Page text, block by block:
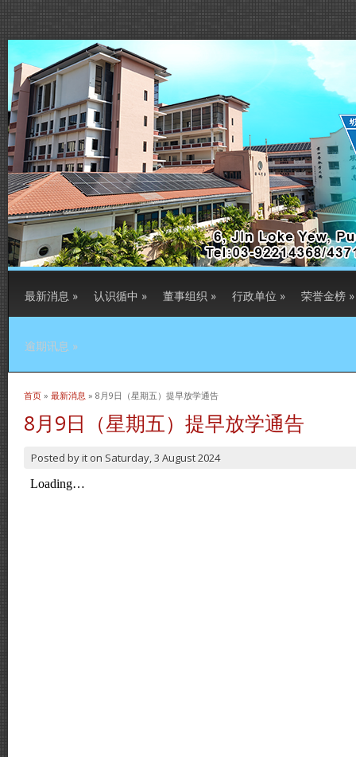
最新消息 » 认识循中 » 董事组织 » 行政单位 » 荣誉金榜 »
逾期讯息 »
当前位置
首页 » 最新消息 » 8月9日（星期五）提早放学通告
8月9日（星期五）提早放学通告
Posted byit on Saturday, 3 August 2024